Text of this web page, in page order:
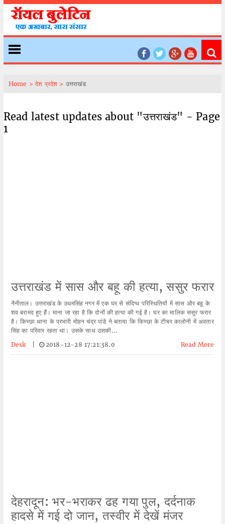
Home > देश प्रदेश > उत्तराखंड
Read latest updates about "उत्तराखंड" - Page
1
उत्तराखंड में सास और बहू की हत्या, ससुर फरार
नैनीताल। उत्तराखंड के उधमसिंह नगर में एक घर से संदिग्ध परिस्थितियों में सास और बहू के
शव बरामद हुए हैं। माना जा रहा है कि दोनों की हत्या की गई है। घर का मालिक ससुर फरार
है। किच्छा थाना के प्रभारी मोहन चंद्र पांडे ने बताया कि किच्छा के टीचर कालोनी में अवतार
सिंह का परिवार रहता था। उसके साथ उसकी...
Desk
2018-12-28 17:21:38.0 Read More
देहरादून: भर-भराकर ढह गया पुल, दर्दनाक
हादसे में गई दो जान, तस्वीर में देखें मंजर